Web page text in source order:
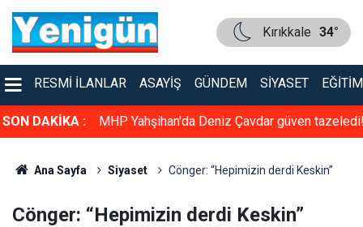
Kırıkkale 34°
RESMI İLANLAR ASAYIŞ GÜNDEM SIYASET EĞITIM
SON DAKİKA :
tazeledi! Konser gibi sünnet düğünü: Kırıkkale bu
Ana Sayfa Siyaset Cönger: “Hepimizin derdi Keskin”
Cönger: “Hepimizin derdi Keskin”